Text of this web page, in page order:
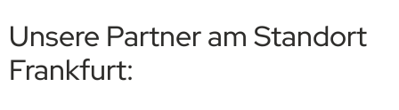
Unsere Partner am Standort
Frankfurt: